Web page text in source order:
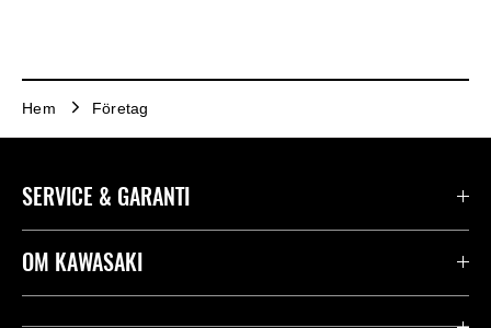
Hem Företag
SERVICE & GARANTI
Kontakta oss
OM KAWASAKI
Företag